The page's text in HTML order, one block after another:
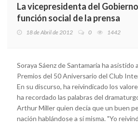
La vicepresidenta del
función social de la prensa
18 de Abril de 2012 0 1442
Soraya Sáenz de Santamaría ha asistido
Premios del 50 Aniversario del Club
En su discurso, ha reivindicado los
ha recordado las palabras del
Arthur Miller quien decía que un buen
nación hablándose a sí misma. "Yo